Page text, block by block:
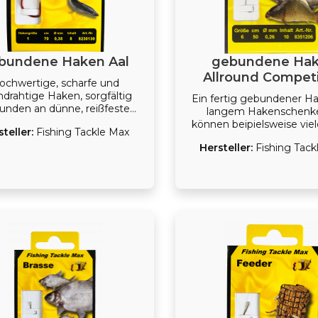
Haken Aal
scharfe und
Haken, sorgfältig
an dünne, reißfeste
viele Fische gefangen
Fishing Tackle Max
gebundene
Allround
Ein fertig gebundener
langem
können beipielsweise
Hersteller: Fishing